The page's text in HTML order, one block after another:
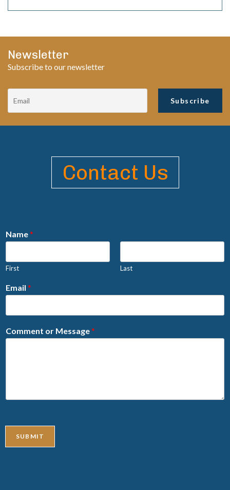
Newsletter
Subscribe to our newsletter
Contact Us
Name*
First Last
Email *
Comment or Message*
SUBMIT